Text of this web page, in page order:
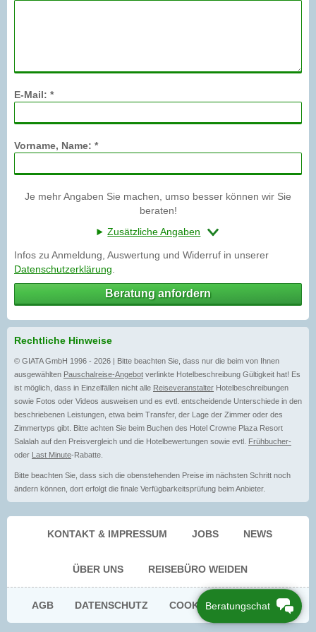
E-Mail: *
Vorname, Name: *
Je mehr Angaben Sie machen, umso besser können wir Sie
beraten!
Zusätzliche Angaben
Infos zu Anmeldung, Auswertung und Widerruf in unserer
Datenschutzerklärung
Beratung anfordern
Rechtliche Hinweise
© GIATA GmbH 1996 - 2026 | Bitte beachten Sie, dass nur die beim von Ihnen
ausgewählten Pauschalreise-Angebot verlinkte Hotelbeschreibung Gültigkeit hat! Es
ist möglich, dass in Einzelfällen nicht alle Reiseveranstalter Hotelbeschreibungen
sowie Fotos oder Videos ausweisen und es evtl. entscheidende Unterschiede in den
beschriebenen Leistungen, etwa beim Transfer, der Lage der Zimmer oder des
Zimmertyps gibt. Bitte achten Sie beim Buchen des Hotel Crowne Plaza Resort
Salalah auf den Preisvergleich und die Hotelbewertungen sowie evtl. Frühbucher-
oder Last Minute-Rabatte.
Bitte beachten Sie, dass sich die obenstehenden Preise im nächsten Schritt noch
ändern können, dort erfolgt die finale Verfügbarkeitsprüfung beim Anbieter.
KONTAKT & IMPRESSUM JOBS NEWS
ÜBER UNS REISEBÜRO WEIDEN
AGB DATENSCHUTZ COOKIE EINWILLIGUNG
Beratungschat